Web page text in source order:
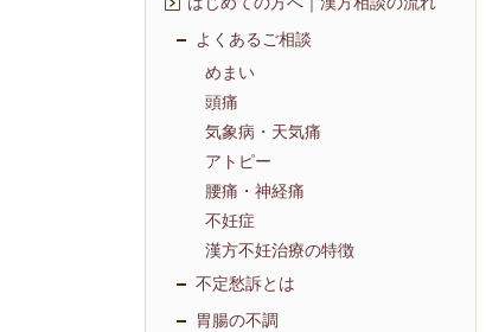
よくあるご相談
めまい
頭痛
気象病・天気痛
アトピー
腰痛・神経痛
不妊症
漢方不妊治療の特徴
不定愁訴とは
胃腸の不調